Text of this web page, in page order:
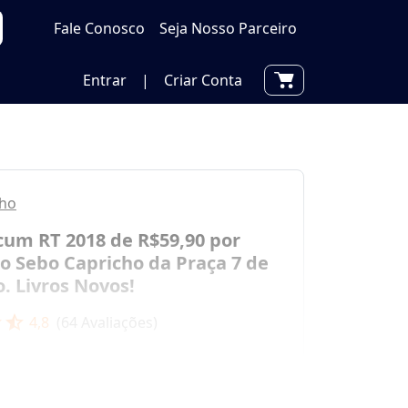
Fale Conosco Seja Nosso Parceiro
Entrar | Criar Conta
RT 2018 de R$59,90 por
Sebo Capricho da Praça 7 de
Livros Novos!
star_half 4,8